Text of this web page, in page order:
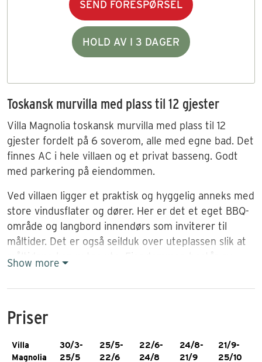
SEND FORESPØRSEL
HOLD AV I 3 DAGER
Toskansk murvilla med plass til 12 gjester
Villa Magnolia toskansk murvilla med plass til 12
gjester fordelt på 6 soverom, alle med egne bad. Det
finnes AC i hele villaen og et privat basseng. Godt
med parkering på eiendommen.
Ved villaen ligger et praktisk og hyggelig anneks med
store vindusflater og dører. Her er det et eget BBQ-
område og langbord innendørs som inviterer til
måltider. Det er også seilduk over uteplassen slik at
måltidene kan nytes ute. Eiendommen består av
fører deg gjennom den. Ved bassenget er det
måler: legde: 12 m., bredde: 8 m., dybde: 1.4 m
Eiendommen ligger for seg selv på en tomt over
Show more
Priser
Villa
Magnolia
30/3-
25/5
25/5-
22/6
22/6-
24/8
24/8-
21/9
21/9-
25/10